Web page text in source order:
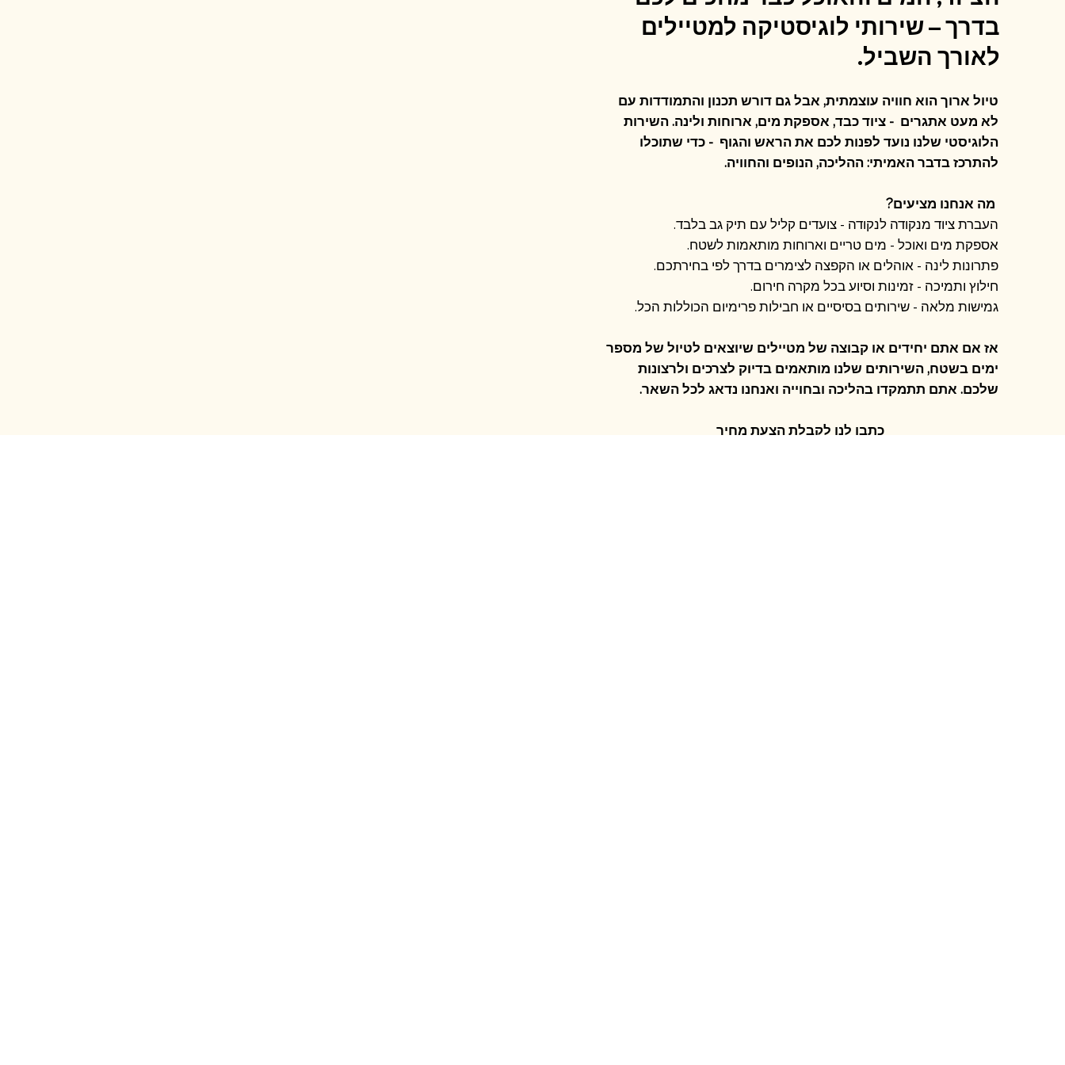
בדרך – שירותי לוגיסטיקה למטיילים
לאורך השביל.
טיול ארוך הוא חוויה עוצמתית, אבל גם דורש תכנון והתמודדות עם
לא מעט אתגרים - ציוד כבד, אספקת מים, ארוחות ולינה. השירות
הלוגיסטי שלנו נועד לפנות לכם את הראש והגוף - כדי שתוכלו
להתרכז בדבר האמיתי: ההליכה, הנופים והחוויה.
מה אנחנו מציעים?
העברת ציוד מנקודה לנקודה - צועדים קליל עם תיק גב בלבד.
אספקת מים ואוכל - מים טריים וארוחות מותאמות לשטח.
פתרונות לינה - אוהלים או הקפצה לצימרים בדרך לפי בחירתכם.
חילוץ ותמיכה - זמינות וסיוע בכל מקרה חירום.
גמישות מלאה - שירותים בסיסיים או חבילות פרימיום הכוללות הכל.
אז אם אתם יחידים או קבוצה של מטיילים שיוצאים לטיול של מספר
ימים בשטח, השירותים שלנו מותאמים בדיוק לצרכים ולרצונות
שלכם. אתם תתמקדו בהליכה ובחוייה ואנחנו נדאג לכל השאר.
כתבו לנו לקבלת הצעת מחיר